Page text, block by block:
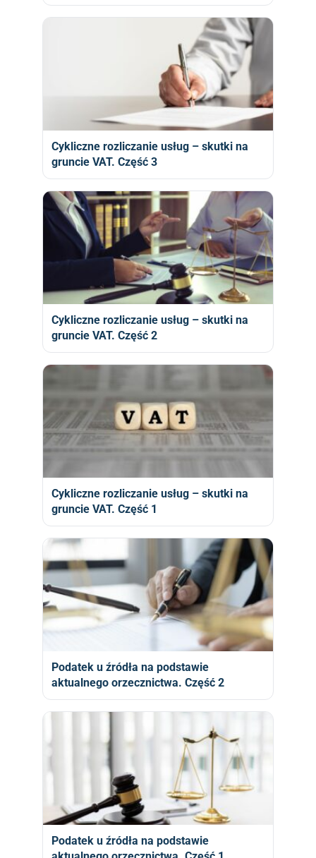
Cykliczne rozliczanie usług – skutki na
gruncie VAT. Część 3
Cykliczne rozliczanie usług – skutki na
gruncie VAT. Część 2
Cykliczne rozliczanie usług – skutki na
gruncie VAT. Część 1
Podatek u źródła na podstawie
aktualnego orzecznictwa. Część 2
Podatek u źródła na podstawie